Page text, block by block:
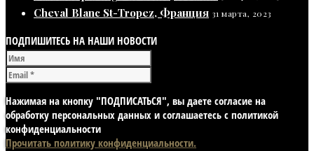
Cheval Blanc St-Tropez, Франция 31 марта, 2023
ПОДПИШИТЕСЬ НА НАШИ НОВОСТИ
Нажимая на кнопку "ПОДПИСАТЬСЯ", вы даете согласие на
обработку персональных данных и соглашаетесь с политикой
конфиденциальности
Прочитать политику конфиденциальности.